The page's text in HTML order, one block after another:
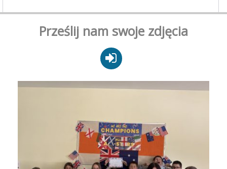
Prześlij nam swoje zdjęcia